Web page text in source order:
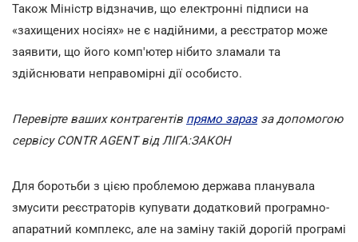
Також Міністр відзначив, що електронні підписи на
«захищених носіях» не є надійними, а реєстратор може
заявити, що його комп'ютер нібито зламали та
здійснювати неправомірні дії особисто.
Перевірте ваших контрагентів прямо заразза допомогою
сервісу CONTR AGENT від ЛІГА:ЗАКОН
Для боротьби з цією проблемою держава планувала
змусити реєстраторів купувати додатковий програмно-
апаратний комплекс, але на заміну такій дорогій програмі